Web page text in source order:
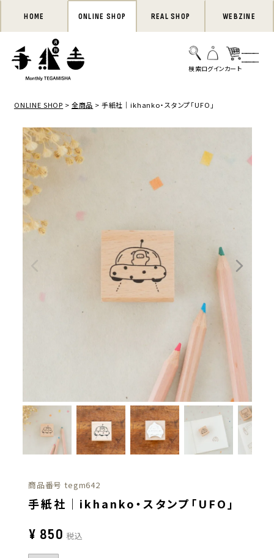
HOME ONLINE SHOP REAL SHOP WEBZINE
ONLINE SHOP 全商品 手紙社｜ikhanko・スタンプ「UFO」
商品番号 tegm642
手紙社｜ikhanko・スタンプ「UFO」
¥ 850 税込